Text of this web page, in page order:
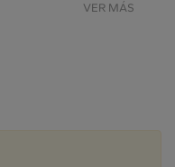
VER MÁS